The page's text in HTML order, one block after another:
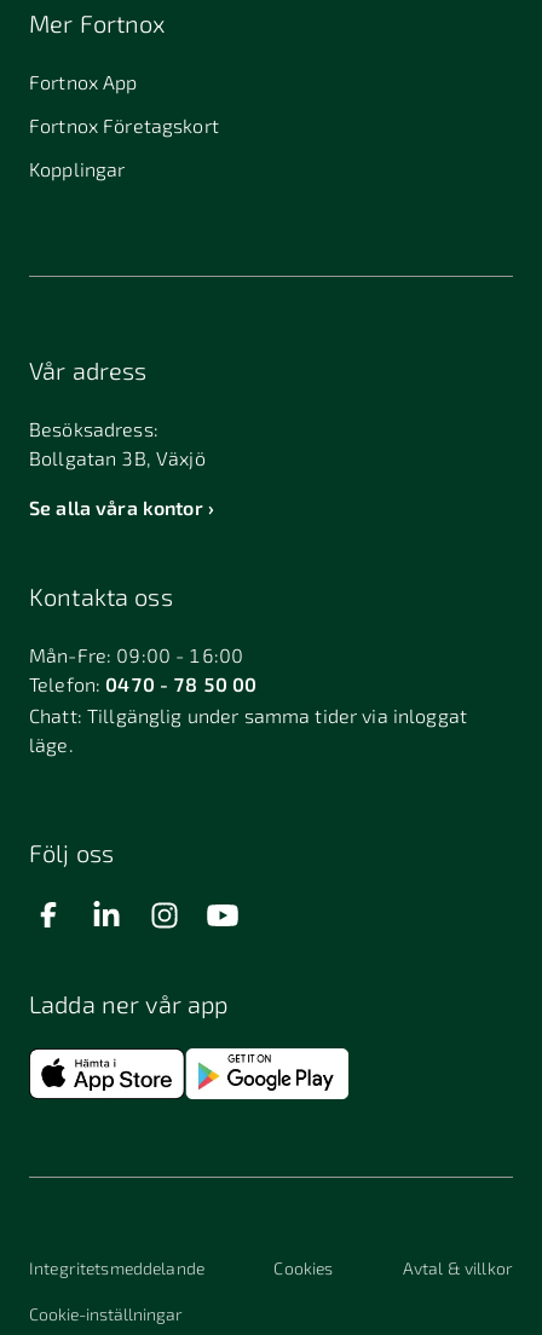
Mer Fortnox
Fortnox App
Fortnox Företagskort
Kopplingar
Vår adress
Besöksadress:
Bollgatan 3B, Växjö
Se alla våra kontor
Kontakta oss
Mån-Fre: 09:00 - 16:00
Telefon:0470 - 78 50 00
Chatt:Tillgänglig under samma tider via inloggat
läge.
Följ oss
Ladda ner vår app
Integritetsmeddelande Cookies Avtal & villkor
Cookie-inställningar